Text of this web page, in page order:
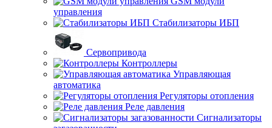
управления
Стабилизаторы ИБП
Сервопривода
Контроллеры
Управляющая
автоматика
Регуляторы отопления
Реле давления
Сигнализаторы